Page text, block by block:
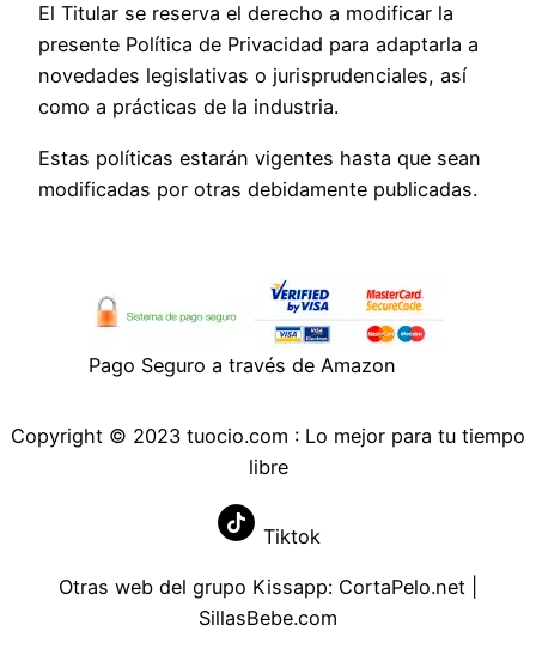
El Titular se reserva el derecho a modificar la
presente Política de Privacidad para adaptarla a
novedades legislativas o jurisprudenciales, así
como a prácticas de la industria.
Estas políticas estarán vigentes hasta que sean
modificadas por otras debidamente publicadas.
Pago Seguro a través de Amazon
Copyright © 2023 tuocio.com : Lo mejor para tu tiempo
libre
Tiktok
Otras web del grupo Kissapp: CortaPelo.net
SillasBebe.com